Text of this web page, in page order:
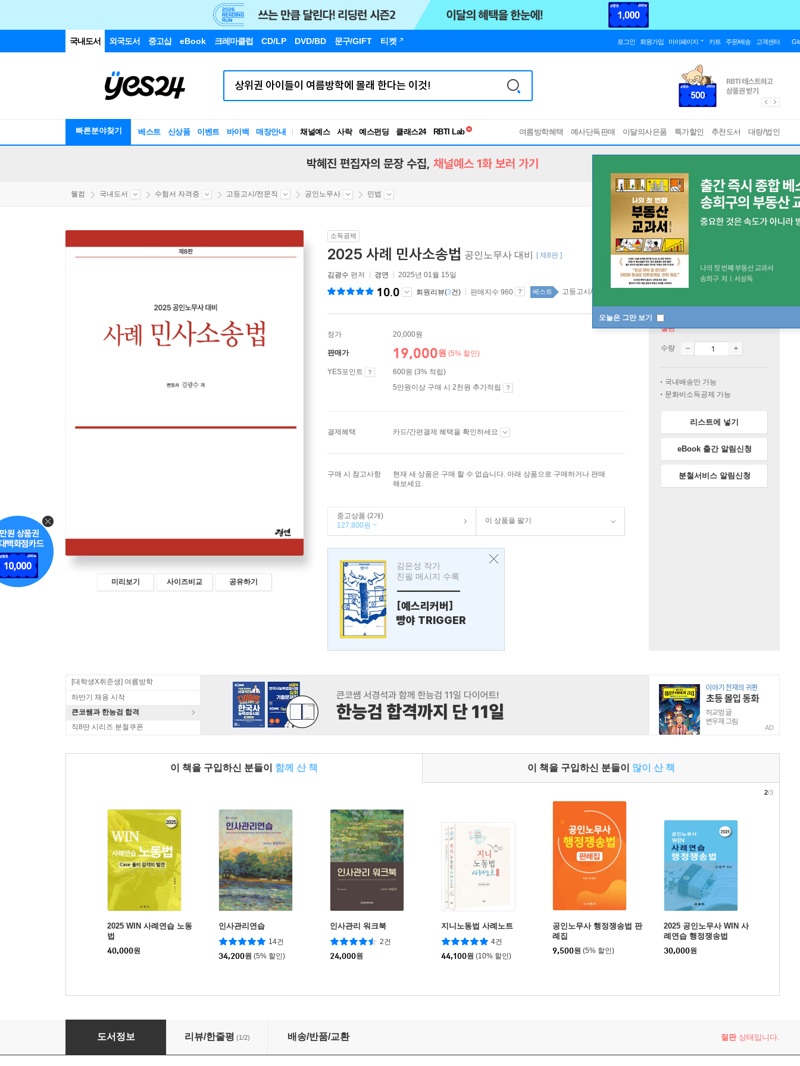
국내도서 외국도서 중고샵 eBook 크레마클럽 CD/LP DVD/BD 문구/GIFT 티켓 로그인 회원가입 마이페이지 카트 주문/배송 고객센터
빠른분야찾기 베스트 신상품 이벤트 바이백 매장안내 채널예스 사락 예스펀딩 클래스24
독서유형검사
여름방학혜택 예사단독판매 이달의사은품 특가할인 추천도서 대량/법인
오늘은 그만 보기
박혜진 편집자의 문장 수집, 채널예스 1화 보러 가기
웰컴 국내도서 수험서 자격증 고등고시/전문직 공인노무사 민법
미리보기 사이즈비교 공유하기
소득공제
2025 사례 민사소송법 공인노무사 대비 [ 제8판 ]
김광수 편저 경연 2025년 01월 15일
10.0 회원리뷰(3건) 판매지수 960 베스트 고등고시/전문직 top20 1주
정가 20,000원
판매가 19,000원 (5% 할인)
YES포인트
600원 (3% 적립)
5만원이상 구매 시 2천원 추가적립
결제혜택 카드/간편결제 혜택을 확인하세요
구매 시 참고사항
현재 새 상품은 구매 할 수 없습니다. 아래 상품으로 구매하거나 판매
해보세요.
중고상품 (2개)
127,800원 ~
이 상품을 팔기
김은성 작가
친필 메시지 수록
---------------
[예스리커버]
빵야 TRIGGER
절판
수량
국내배송만 가능
문화비소득공제 가능
리스트에 넣기
eBook 출간 알림신청
분철서비스 알림신청
[대학생X취준생] 여름방학
하반기 채용 시작
큰코쌤과 한능검 합격
직8딴 시리즈 분철쿠폰
AD
이 책을 구입하신 분들이 함께 산 책 이 책을 구입하신 분들이 많이 산 책
2025 WIN 사례연습 노동
법
40,000원
인사관리연습
14건
34,200원 (5% 할인)
인사관리 워크북
2건
24,000원
지니노동법 사례노트
4건
44,100원 (10% 할인)
공인노무사 행정쟁송법 판
례집
9,500원 (5% 할인)
2025 공인노무사 WIN 사
례연습 행정쟁송법
30,000원
2/3
2025 사례 민사소송법
도서정보 리뷰/한줄평 (1/2) 배송/반품/교환 절판상태입니다.